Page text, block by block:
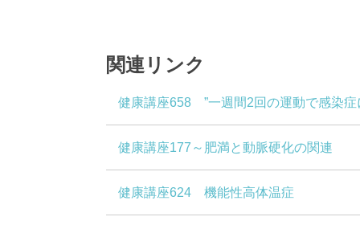
関連リンク
健康講座658 ”一週間2回の運動で感染症
健康講座177～肥満と動脈硬化の関連
健康講座624 機能性高体温症